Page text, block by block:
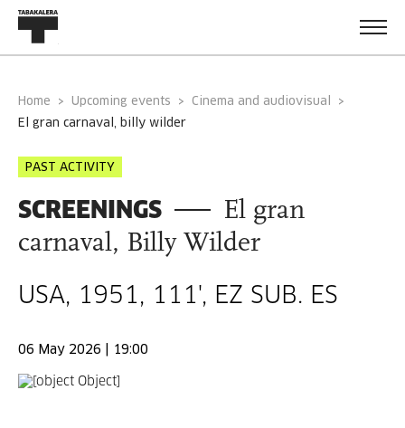
Home Upcoming events
Cinema and audiovisual
el gran carnaval, billy wilder
PAST ACTIVITY
SCREENINGS
El gran
carnaval, Billy Wilder
USA, 1951, 111', EZ SUB. ES
06 May 2026 | 19:00